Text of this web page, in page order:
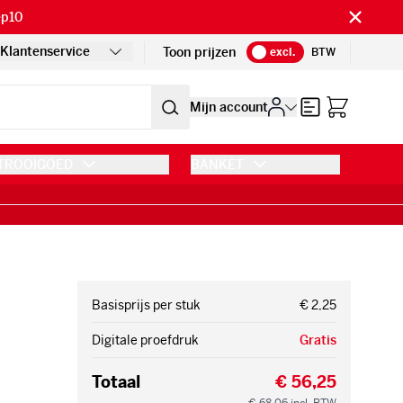
Klantenservice Toon prijzen excl. BTW
Mijn account Offerte
Basisprijs per stuk € 2,25
Digitale proefdruk Gratis
Totaal € 56,25